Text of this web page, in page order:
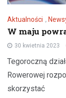
Aktualności ,
W maju
30 kwietnia 2023
Tegoroczną
Rowerowej
skorzystać